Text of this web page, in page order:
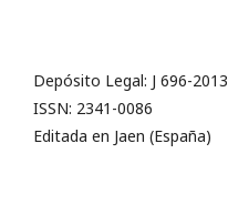
Depósito Legal: J 696-2013
ISSN: 2341-0086
Editada en Jaen (España)